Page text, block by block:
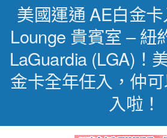
美國運通 AE白金
Lounge 貴賓室 – 紐
LaGuardia (LGA)！
金卡全年任入，仲
入啦！